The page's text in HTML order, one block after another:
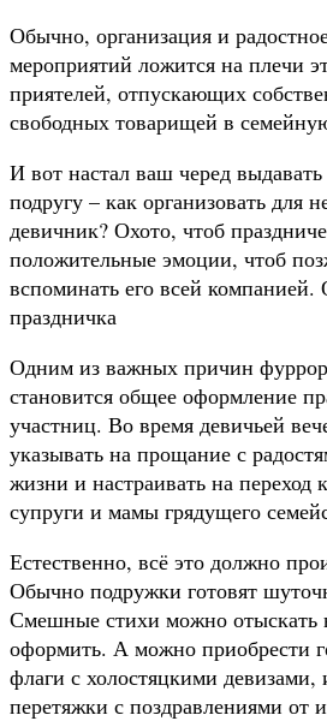
Обычно, организация и
мероприятий ложится на плечи
приятелей, отпускающих
свободных товарищей в
И вот настал ваш черед
подругу – как организовать для
девичник? Охото, чтоб
положительные эмоции, чтоб
вспоминать его всей
праздничка
Одним из важных причин
становится общее оформление
участниц. Во время девичьей
указывать на прощание с
жизни и настраивать на переход
супруги и мамы грядущего
Естественно, всё это должно
Обычно подружки готовят
Смешные стихи можно отыскать
оформить. А можно приобрести
флаги с холостяцкими девизами,
перетяжки с поздравлениями от